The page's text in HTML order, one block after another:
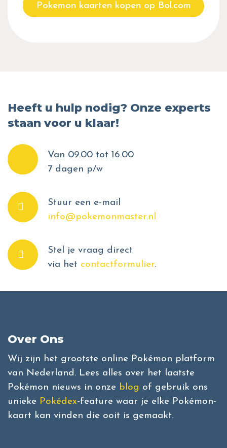
Pokemon kaarten kopen op Bol.com
Heeft u hulp nodig? Onze experts
staan voor u klaar!
Van 09.00 tot 16.00
7 dagen p/w
Stuur een e-mail
info@pokemonmaster.nl
Stel je vraag direct
via het contactformulier.
Over Ons
Wij zijn het grootste online Pokémon platform
van Nederland. Lees alles over het laatste
Pokémon nieuws in onze blog of gebruik ons
unieke Pokédex-feature waar je elke Pokémon-
kaart kan vinden die ooit is gemaakt.